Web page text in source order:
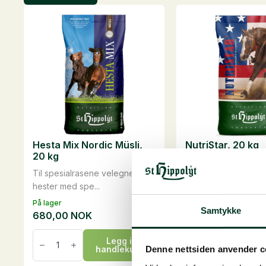
Samtykke
Denne nettsiden anvender
På lager
Til spesialrasene velegnet til
hester med spe...
Hesta Mix Nordic Müsli,
20 kg
680,00 NOK
Hesta
Mix
Nordic
Müsli,
Legg i
handlekurv
coolness en god
NutriStar, 20 kg
650,00NOK
NutriStar,
kg